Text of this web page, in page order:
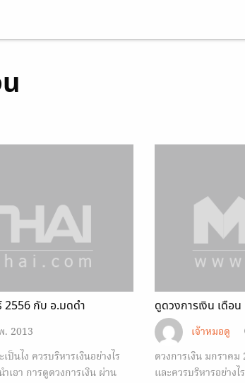
2556 กับ อ.มดดำ
. 2013
นไง ควรบริหารเงินอย่างไร
อา การดูดวงการเงิน ผ่าน
ดูดวงการเงิน เดือ
เจ้าหมอดู
ดวงการเงิน มกราคม
และควรบริหารอย่าง